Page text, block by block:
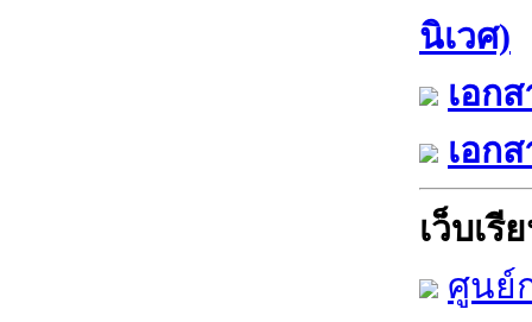
นิเวศ)
เอก
เอก
เว็บเรี
ศูนย์